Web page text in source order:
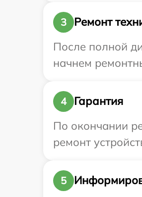
3
Ремонт
После полной
начнем
4
Гарантия
По окончании
ремонт
5